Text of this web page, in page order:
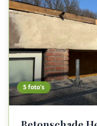
5foto's